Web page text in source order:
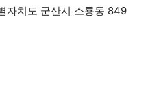
자치도 군산시 소룡동 849